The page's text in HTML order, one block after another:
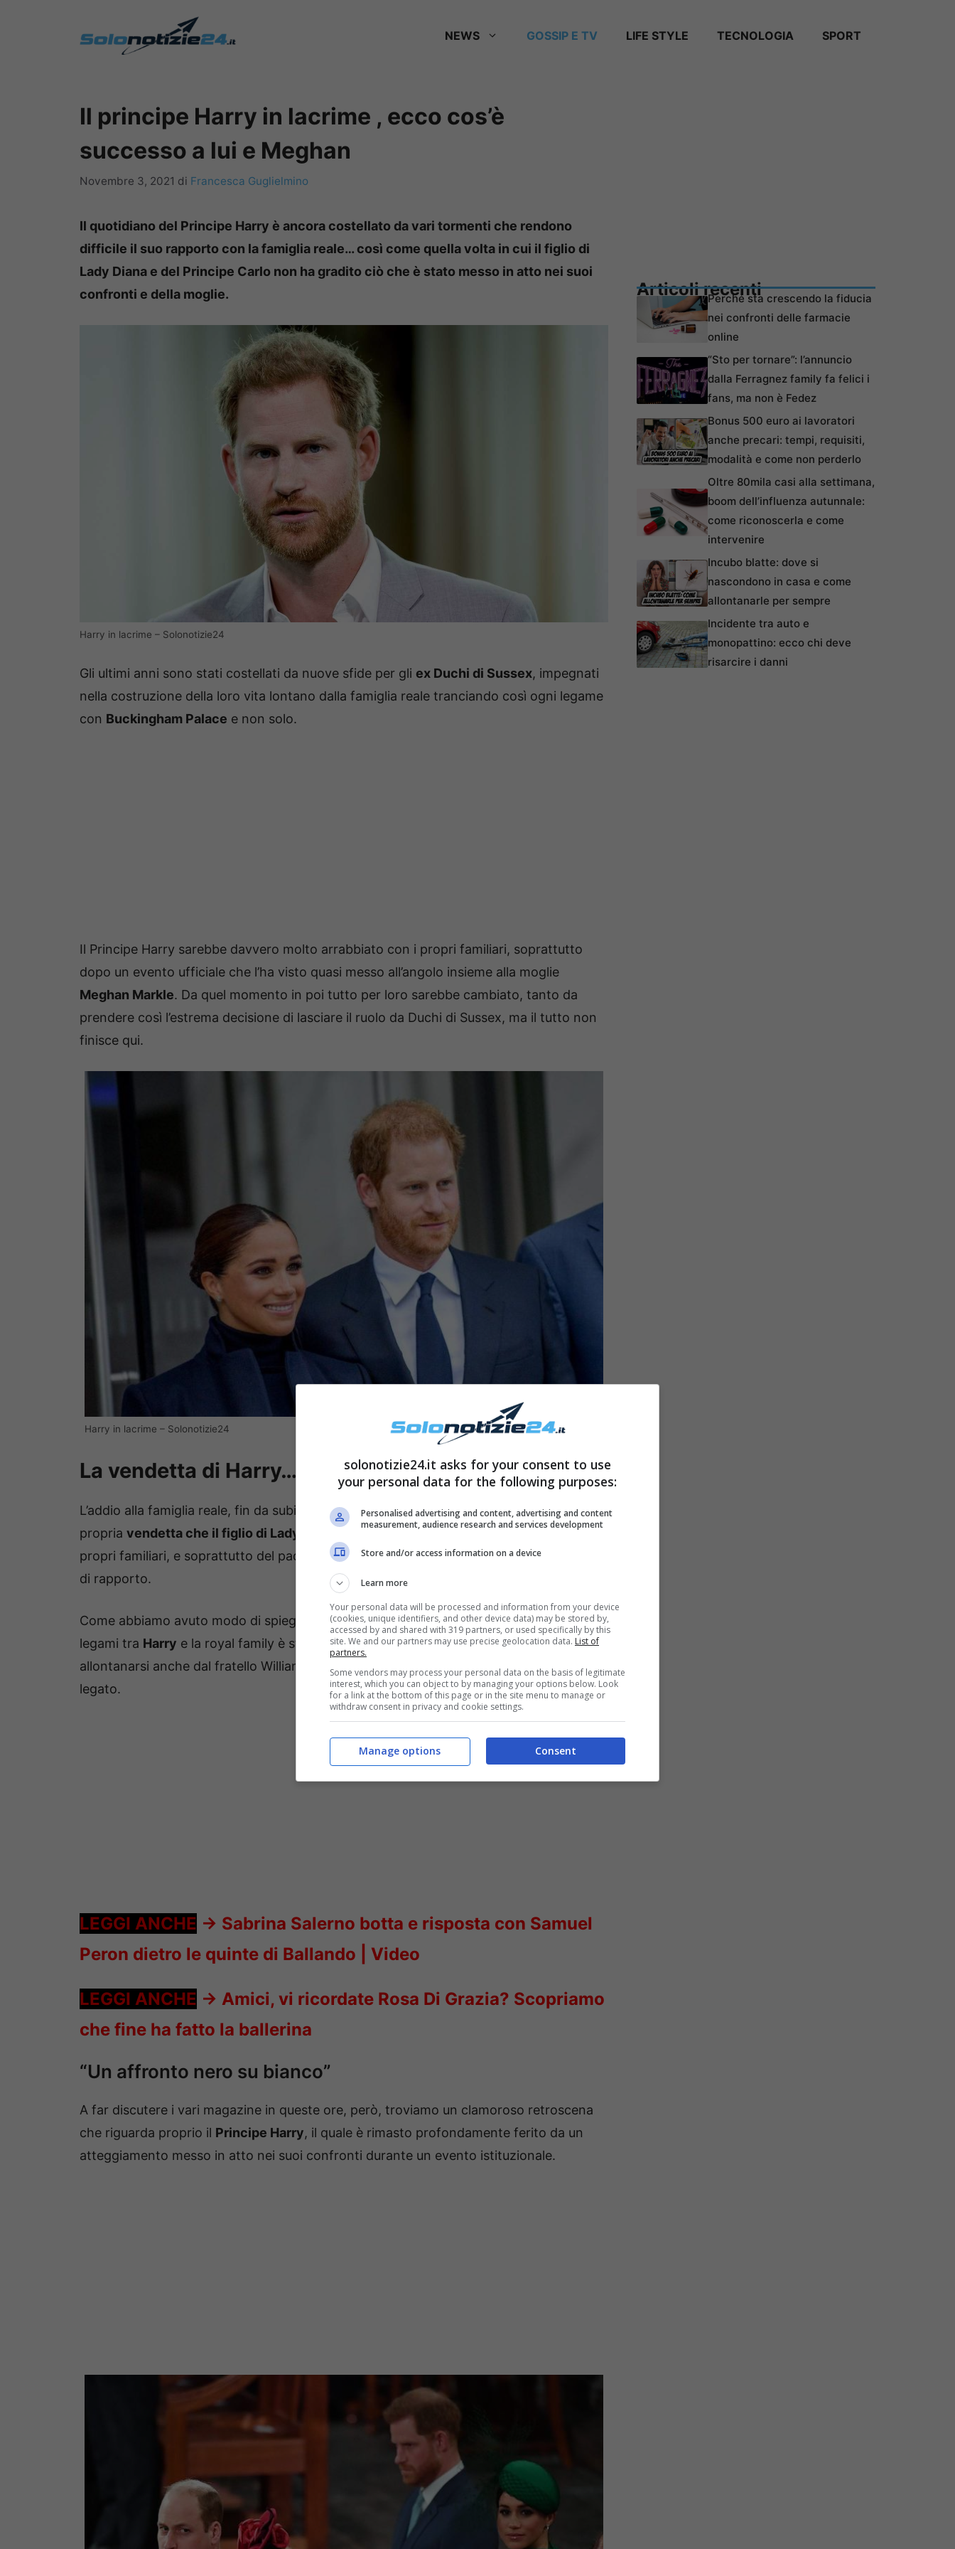
NEWS GOSSIP E TV LIFE STYLE TECNOLOGIA SPORT
Il principe Harry in lacrime , ecco cos’è
successo a lui e Meghan
Novembre 3, 2021 di Francesca Guglielmino
Il quotidiano del Principe Harry è ancora costellato da vari tormenti che rendono
difficile il suo rapporto con la famiglia reale… così come quella volta in cui il figlio di
Lady Diana e del Principe Carlo non ha gradito ciò che è stato messo in atto nei suoi
confronti e della moglie.
Harry in lacrime – Solonotizie24
Gli ultimi anni sono stati costellati da nuove sfide per gli ex Duchi di Sussex, impegnati
nella costruzione della loro vita lontano dalla famiglia reale tranciando così ogni legame
con Buckingham Palace e non solo.
Il Principe Harry sarebbe davvero molto arrabbiato con i propri familiari, soprattutto
dopo un evento ufficiale che l’ha visto quasi messo all’angolo insieme alla moglie
Meghan Markle. Da quel momento in poi tutto per loro sarebbe cambiato, tanto da
prendere così l’estrema decisione di lasciare il ruolo da Duchi di Sussex, ma il tutto non
finisce qui.
Harry in lacrime – Solonotizie24
La vendetta di Harry…
L’addio alla famiglia reale, fin da subito, per gli inglesi e non solo è sembrata una vera e
propria vendetta che il figlio di Lady Diana possa aver messo in atto
nei confronti dei
propri familiari, e soprattutto del padre Carlo con il quale pare non abbia più alcun tipo
di rapporto.
Come abbiamo avuto modo di spiegare precedentemente, però, a mettere fine ai
legami tra Harry e la royal family è stato un trattamento di serie B che l’ha spinto ad
allontanarsi anche dal fratello William e la cognata Kate ai quali era comunque molto
legato.
LEGGI ANCHE -> Sabrina Salerno botta e risposta con Samuel
Peron dietro le quinte di Ballando | Video
LEGGI ANCHE -> Amici, vi ricordate Rosa Di Grazia? Scopriamo
che fine ha fatto la ballerina
“Un affronto nero su bianco”
A far discutere i vari magazine in queste ore, però, troviamo un clamoroso retroscena
che riguarda proprio il Principe Harry, il quale è rimasto profondamente ferito da un
atteggiamento messo in atto nei suoi confronti durante un evento istituzionale.
Articoli recentiPerché sta crescendo la fiducia
nei confronti delle farmacie
online
“Sto per tornare”: l’annuncio
dalla Ferragnez family fa felici i
fans, ma non è Fedez
Bonus 500 euro ai lavoratori
anche precari: tempi, requisiti,
modalità e come non perderlo
Oltre 80mila casi alla settimana,
boom dell’influenza autunnale:
come riconoscerla e come
intervenire
Incubo blatte: dove si
nascondono in casa e come
allontanarle per sempre
Incidente tra auto e
monopattino: ecco chi deve
risarcire i danni
solonotizie24.it asks for your consent to use
your personal data for the following purposes:
Personalised advertising and content, advertising and content
measurement, audience research and services development
Store and/or access information on a device
Learn more
Your personal data will be processed and information from your device
(cookies, unique identifiers, and other device data) may be stored by,
accessed by and shared with 319 partners, or used specifically by this
site. We and our partners may use precise geolocation data. List of
partners.
Some vendors may process your personal data on the basis of legitimate
interest, which you can object to by managing your options below. Look
for a link at the bottom of this page or in the site menu to manage or
withdraw consent in privacy and cookie settings.
Consent
Manage options